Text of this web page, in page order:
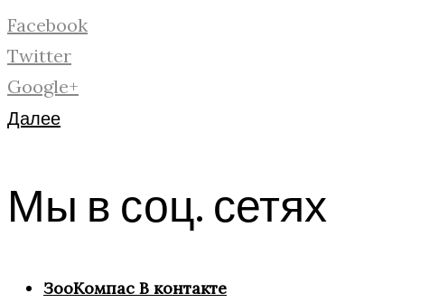
Facebook
Twitter
Google+
Далее
Мы в соц. сетях
ЗооКомпас В контакте